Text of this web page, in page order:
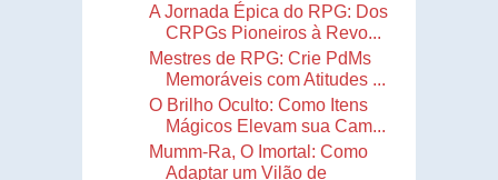
A Jornada Épica do RPG: Dos
CRPGs Pioneiros à Revo...
Mestres de RPG: Crie PdMs
Memoráveis com Atitudes ...
O Brilho Oculto: Como Itens
Mágicos Elevam sua Cam...
Mumm-Ra, O Imortal: Como
Adaptar um Vilão de